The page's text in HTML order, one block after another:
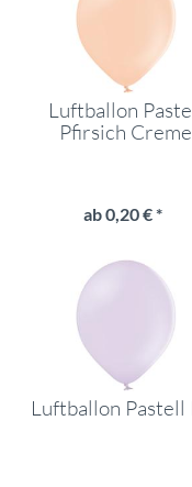
Luftballon
Pfirsich Creme
ab 0,20 € *
Luftballon Pastell